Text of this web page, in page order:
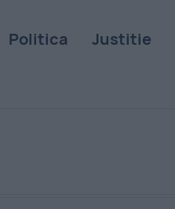
Politica Justitie